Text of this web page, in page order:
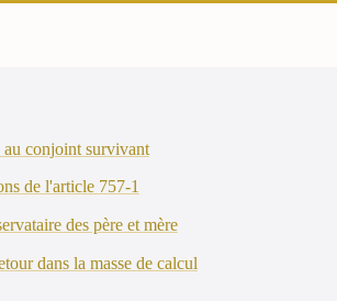
conjoint survivant
de l'article 757-1
des père et mère
dans la masse de calcul